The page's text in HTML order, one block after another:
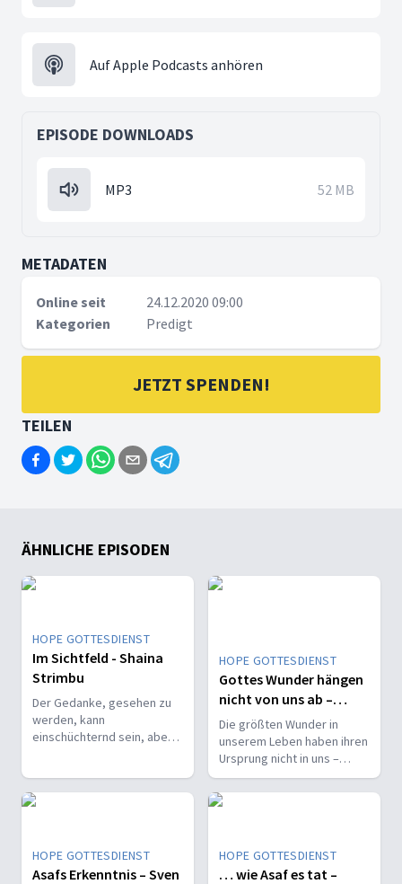
Auf Apple Podcasts anhören
EPISODE DOWNLOADS
MP3 52 MB
METADATEN
Online seit
24.12.2020 09:00
Kategorien
Predigt
JETZT SPENDEN!
TEILEN
ÄHNLICHE EPISODEN
HOPE GOTTESDIENST
Im Sichtfeld - Shaina
Strimbu
Der Gedanke, gesehen zu
werden, kann
einschüchternd sein, aber
Spitznamen erfunden.
HOPE GOTTESDIENST
Gottes Wunder hängen
nicht von uns ab –
Edwin Rosado
Die größten Wunder in
unserem Leben haben ihren
Ursprung nicht in uns –
sondern in Gott selbst.
HOPE GOTTESDIENST
Asafs Erkenntnis – Sven
HOPE GOTTESDIENST
… wie Asaf es tat –